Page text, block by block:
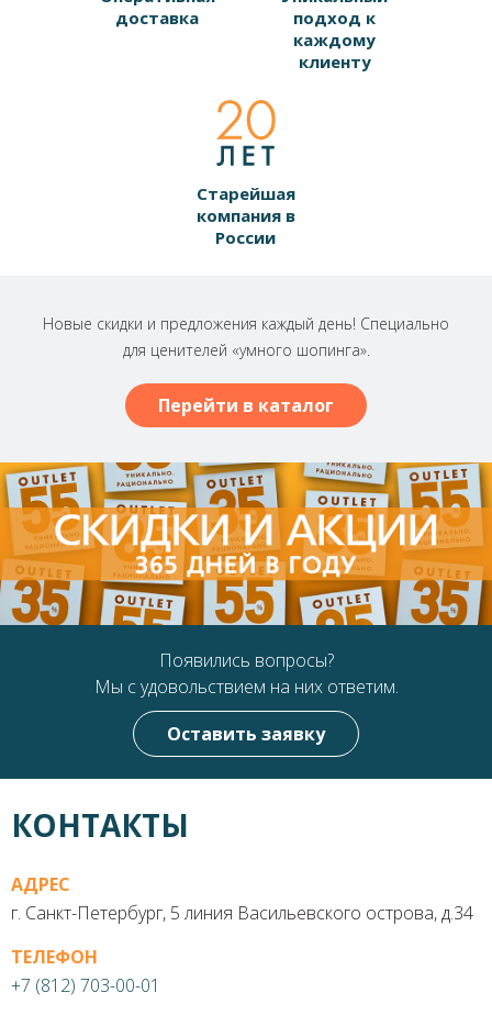
доставка
подход к
каждому
клиенту
Старейшая
компания в
России
Новые скидки и предложения каждый день! Специально
для ценителей «умного шопинга».
Перейти в каталог
Появились вопросы?
Мы с удовольствием на них ответим.
Оставить заявку
КОНТАКТЫ
АДРЕС
г. Санкт-Петербург, 5 линия Васильевского острова, д.34
ТЕЛЕФОН
+7 (812) 703-00-01